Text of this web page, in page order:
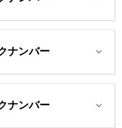
ナンバー
ナンバー